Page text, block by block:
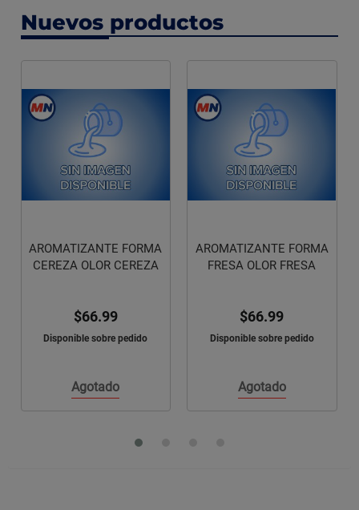
Nuevos productos
AROMATIZANTE FORMA
CEREZA OLOR CEREZA
$66.99
Disponible sobre pedido
Agotado
AROMATIZANTE FORMA
FRESA OLOR FRESA
$66.99
Disponible sobre pedido
Agotado